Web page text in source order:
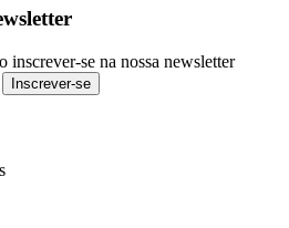
inscrever-se na nossa newsletter
Inscrever-se